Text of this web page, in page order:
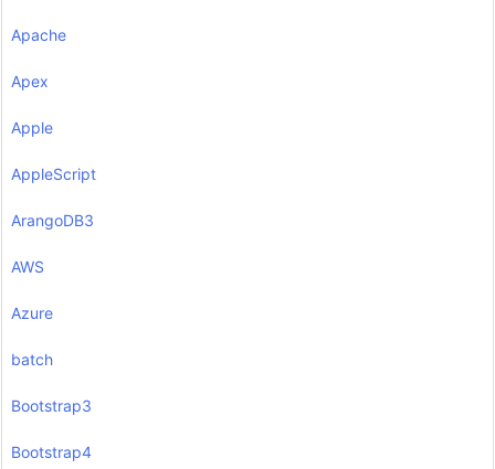
Apache
Apex
Apple
AppleScript
ArangoDB3
AWS
Azure
batch
Bootstrap3
Bootstrap4